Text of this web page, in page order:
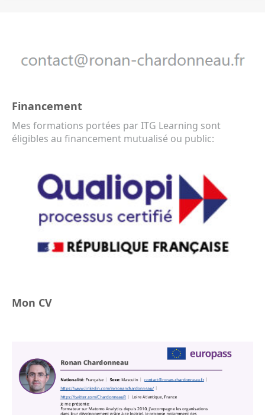
Financement
Mes formations portées par ITG Learning sont
éligibles au financement mutualisé ou public:
Mon CV